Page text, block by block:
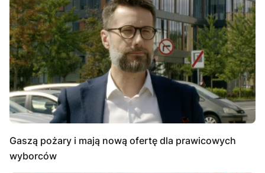
Gaszą pożary i mają nową ofertę dla prawicowych
wyborców